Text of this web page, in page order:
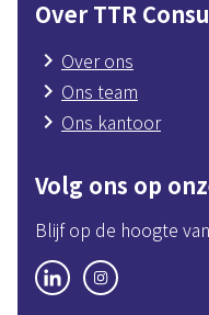
Over TTR
Over ons
Ons team
Ons kantoor
Volg ons op
Blijf op de hoogte